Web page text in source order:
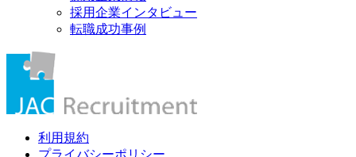
採用企業インタビュー
転職成功事例
利用規約